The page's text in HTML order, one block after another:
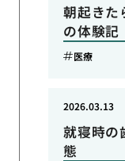
朝起きた
の体験記
医療
就寝時の
態
2026.03.13